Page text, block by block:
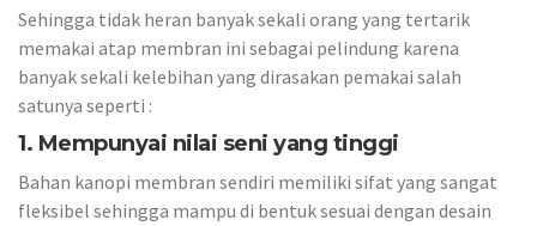
Sehingga tidak heran banyak sekali orang yang tertarik
memakai atap membran ini sebagai pelindung karena
banyak sekali kelebihan yang dirasakan pemakai salah
satunya seperti :
1. Mempunyai nilai seni yang tinggi
Bahan kanopi membran sendiri memiliki sifat yang sangat
fleksibel sehingga mampu di bentuk sesuai dengan desain